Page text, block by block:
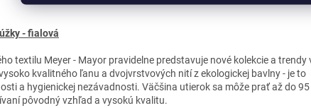
- fialová
textilu Meyer - Mayor pravidelne predstavuje nové kolekcie a trendy
kvalitného ľanu a dvojvrstvových nití z ekologickej bavlny - je to
a hygienickej nezávadnosti. Väčšina utierok sa môže prať až do
pôvodný vzhľad a vysokú kvalitu.